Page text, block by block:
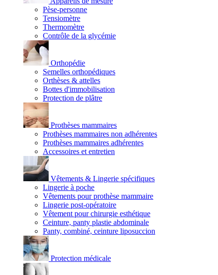
Pèse-personne
Tensiomètre
Thermomètre
Contrôle de la glycémie
Orthopédie
Semelles orthopédiques
Orthèses & attelles
Bottes d'immobilisation
Protection de plâtre
Prothèses mammaires
Prothèses mammaires non adhérentes
Prothèses mammaires adhérentes
Accessoires et entretien
Vêtements & Lingerie spécifiques
Lingerie à poche
Vêtements pour prothèse mammaire
Lingerie post-opératoire
Vêtement pour chirurgie esthétique
Ceinture, panty plastie abdominale
Panty, combiné, ceinture liposuccion
Protection médicale